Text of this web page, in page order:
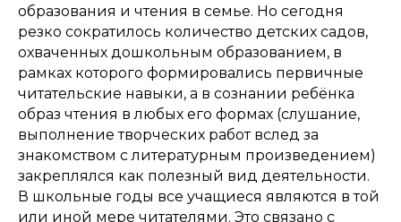
образования и чтения в семье. Но сегодня
резко сократилось количество детских садов,
охваченных дошкольным образованием, в
рамках которого формировались первичные
читательские навыки, а в сознании ребёнка
образ чтения в любых его формах (слушание,
выполнение творческих работ вслед за
знакомством с литературным произведением)
закреплялся как полезный вид деятельности.
В школьные годы все учащиеся являются в той
или иной мере читателями. Это связано с